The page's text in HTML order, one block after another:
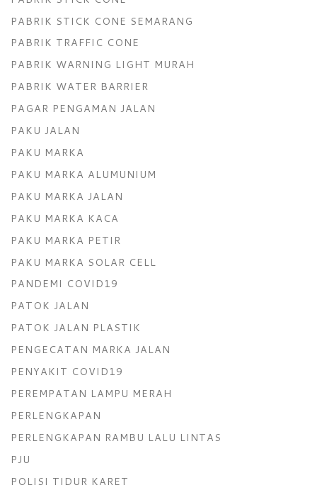
PABRIK STICK CONE SEMARANG
PABRIK TRAFFIC CONE
PABRIK WARNING LIGHT MURAH
PABRIK WATER BARRIER
PAGAR PENGAMAN JALAN
PAKU JALAN
PAKU MARKA
PAKU MARKA ALUMUNIUM
PAKU MARKA JALAN
PAKU MARKA KACA
PAKU MARKA PETIR
PAKU MARKA SOLAR CELL
PANDEMI COVID19
PATOK JALAN
PATOK JALAN PLASTIK
PENGECATAN MARKA JALAN
PENYAKIT COVID19
PEREMPATAN LAMPU MERAH
PERLENGKAPAN
PERLENGKAPAN RAMBU LALU LINTAS
PJU
POLISI TIDUR KARET